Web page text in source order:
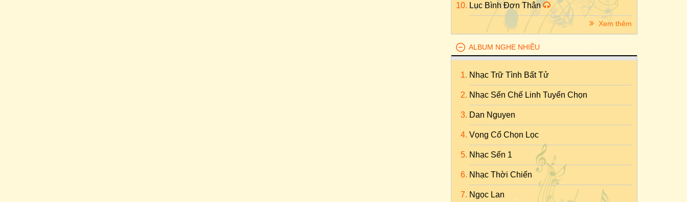
Lục Bình Đơn Thân
Xem thêm
ALBUM NGHE NHIỀU
Nhạc Trữ Tình Bất Tử
Nhạc Sến Chế Linh Tuyển Chọn
Dan Nguyen
Vọng Cổ Chọn Lọc
Nhạc Sến 1
Nhạc Thời Chiến
Ngọc Lan